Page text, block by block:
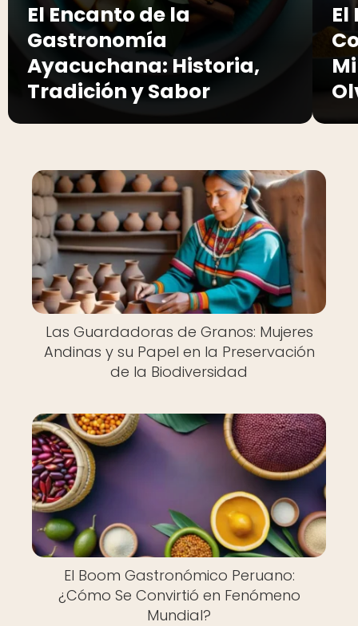
El Encanto de la
Gastronomía
Ayacuchana: Historia,
Tradición y Sabor
Las Guardadoras de Granos: Mujeres
Andinas y su Papel en la Preservación
de la Biodiversidad
El Boom Gastronómico Peruano:
¿Cómo Se Convirtió en Fenómeno
Mundial?